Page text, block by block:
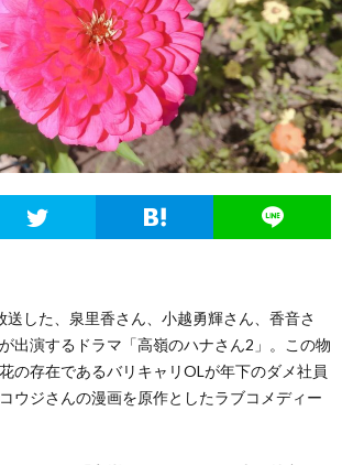
ロ
フ
ィ
お
問
い
せ
した、泉里香さん、小越勇輝さん、香音さ
出演するドラマ「高嶺のハナさん2」。この物
の存在であるバリキャリOLが年下のダメ社員
ウジさんの漫画を原作としたラブコメディー